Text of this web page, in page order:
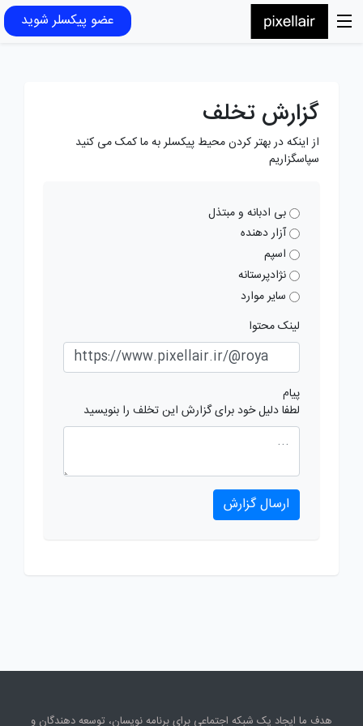
عضو پیکسلر شوید
گزارش تخلف
از اینکه در بهتر کردن محیط پیکسلر به ما کمک می کنید
سپاسگزاریم
بی ادبانه و مبتذل
آزار دهنده
اسپم
نژادپرستانه
سایر موارد
لینک محتوا
پیام
لطفا دلیل خود برای گزارش این تخلف را بنویسید
ارسال گزارش
هدف ما ایجاد یک شبکه اجتماعی برای برنامه نویسان، توسعه دهندگان و